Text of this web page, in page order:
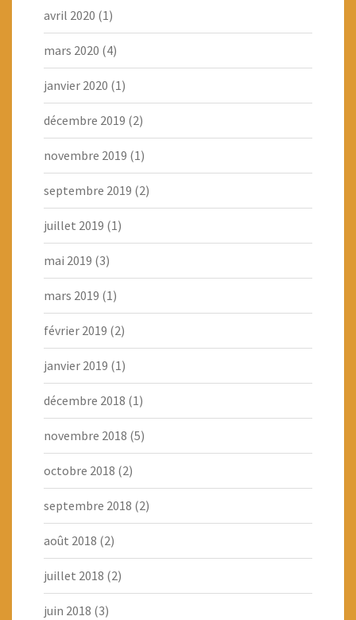
avril 2020 (1)
mars 2020 (4)
janvier 2020 (1)
décembre 2019 (2)
novembre 2019 (1)
septembre 2019 (2)
juillet 2019 (1)
mai 2019 (3)
mars 2019 (1)
février 2019 (2)
janvier 2019 (1)
décembre 2018 (1)
novembre 2018 (5)
octobre 2018 (2)
septembre 2018 (2)
août 2018 (2)
juillet 2018 (2)
juin 2018 (3)